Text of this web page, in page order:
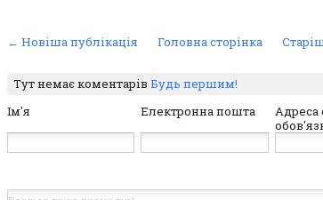
← Новіша публікація Головна сторінка
Тут немає коментарів Будь першим!
Ім'я
Електронна пошта
Адреса